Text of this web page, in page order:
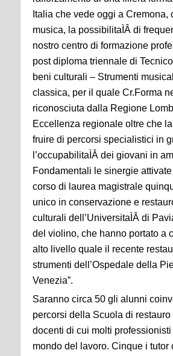
Italia che vede oggi a Cremona,
musica, la possibilitaÌÂ di
nostro centro di formazione
post diploma triennale di
beni culturali – Strumenti
classica, per il quale Cr.Forma
riconosciuta dalla Regione
Eccellenza regionale oltre che la
fruire di percorsi specialistici in
l’occupabilitaÌÂ dei giovani in
Fondamentali le sinergie
corso di laurea magistrale
unico in conservazione e
culturali dell’UniversitaÌÂ di
del violino, che hanno portato a
alto livello quale il recente
strumenti dell’Ospedale della
Venezia”.
Saranno circa 50 gli alunni
percorsi della Scuola di restauro
docenti di cui molti professionisti
mondo del lavoro. Cinque i tutor